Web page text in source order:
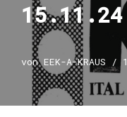
15.11.24
von EEK-A-KRAUS